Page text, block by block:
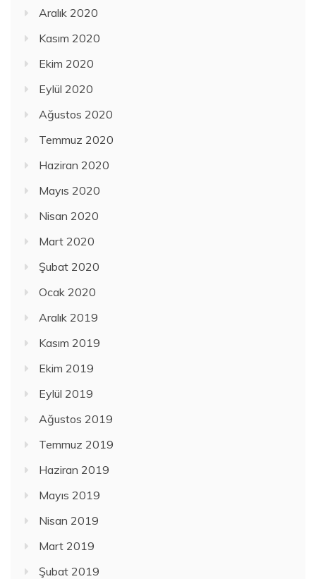
Aralık 2020
Kasım 2020
Ekim 2020
Eylül 2020
Ağustos 2020
Temmuz 2020
Haziran 2020
Mayıs 2020
Nisan 2020
Mart 2020
Şubat 2020
Ocak 2020
Aralık 2019
Kasım 2019
Ekim 2019
Eylül 2019
Ağustos 2019
Temmuz 2019
Haziran 2019
Mayıs 2019
Nisan 2019
Mart 2019
Şubat 2019